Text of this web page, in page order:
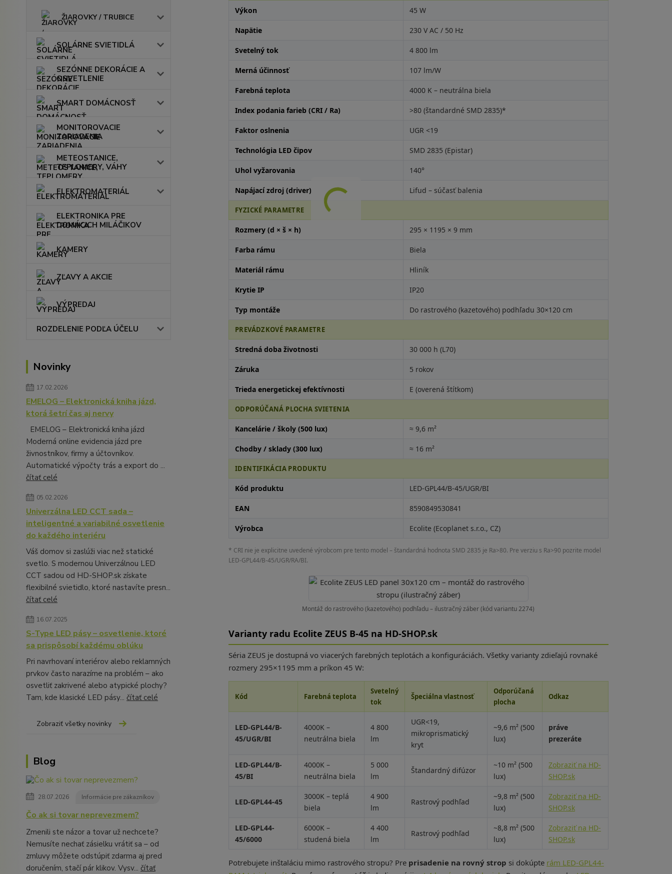
ŽIAROVKY / TRUBICE
SOLÁRNE SVIETIDLÁ
SEZÓNNE DEKORÁCIE A
OSVETLENIE
SMART DOMÁCNOSŤ
MONITOROVACIE
ZARIADENIA
METEOSTANICE,
TEPLOMERY, VÁHY
ELEKTROMATERIÁL
ELEKTRONIKA PRE
DOMÁCICH MILÁČIKOV
KAMERY
ZĽAVY A AKCIE
VÝPREDAJ
ROZDELENIE PODĽA ÚČELU
Novinky
17.02.2026
EMELOG – Elektronická kniha jázd,
ktorá šetrí čas aj nervy
EMELOG – Elektronická kniha jázd
Moderná online evidencia jázd pre
živnostníkov, firmy a účtovníkov.
Automatické výpočty trás a export do ...
čítať celé
05.02.2026
Univerzálna LED CCT sada –
inteligentné a variabilné osvetlenie
do každého interiéru
Váš domov si zaslúži viac než statické
svetlo. S modernou Univerzálnou LED
CCT sadou od HD-SHOP.sk získate
flexibilné svietidlo, ktoré nastavíte presn...
čítať celé
16.07.2025
S-Type LED pásy – osvetlenie, ktoré
sa prispôsobí každému oblúku
Pri navrhovaní interiérov alebo reklamných
prvkov často narazíme na problém – ako
osvetliť zakrivené alebo atypické plochy?
Tam, kde klasické LED pásy... čítať celé
Zobraziť všetky novinky
Blog
28.07.2026 Informácie pre zákazníkov
Čo ak si tovar neprevezmem?
Zmenili ste názor a tovar už nechcete?
Nemusíte nechať zásielku vrátiť sa – od
zmluvy môžete odstúpiť zdarma aj pred
doručením, stačí pár klikov. Vysv... čítať
Výkon 45 W
Napätie 230 V AC / 50 Hz
Svetelný tok 4 800 lm
Merná účinnosť 107 lm/W
Farebná teplota 4000 K – neutrálna biela
Index podania farieb (CRI / Ra) >80 (štandardné SMD 2835)*
Faktor oslnenia UGR <19
Technológia LED čipov SMD 2835 (Epistar)
Uhol vyžarovania 140°
Napájací zdroj (driver) Lifud – súčasť balenia
FYZICKÉ PARAMETRE
Rozmery (d × š × h) 295 × 1195 × 9 mm
Farba rámu Biela
Materiál rámu Hliník
Krytie IP IP20
Typ montáže Do rastrového (kazetového) podhľadu 30×120 cm
PREVÁDZKOVÉ PARAMETRE
Stredná doba životnosti 30 000 h (L70)
Záruka 5 rokov
Trieda energetickej efektívnosti E (overená štítkom)
ODPORÚČANÁ PLOCHA SVIETENIA
Kancelárie / školy (500 lux) ≈ 9,6 m²
Chodby / sklady (300 lux) ≈ 16 m²
IDENTIFIKÁCIA PRODUKTU
Kód produktu LED-GPL44/B-45/UGR/BI
EAN 8590849530841
Výrobca Ecolite (Ecoplanet s.r.o., CZ)
* CRI nie je explicitne uvedené výrobcom pre tento model – štandardná hodnota SMD 2835 je Ra>80. Pre verziu s Ra>90 pozrite model
LED-GPL44/B-45/UGR/RA/BI.
Montáž do rastrového (kazetového) podhľadu – ilustračný záber (kód variantu 2274)
Varianty radu Ecolite ZEUS B-45 na HD-SHOP.sk
Séria ZEUS je dostupná vo viacerých farebných teplotách a konfiguráciách. Všetky varianty zdieľajú rovnaké
rozmery 295×1195 mm a príkon 45 W:
Kód Farebná teplota
Svetelný
tok
Špeciálna vlastnosť
Odporúčaná
plocha
Odkaz
LED-GPL44/B-
45/UGR/BI
4000K –
neutrálna biela
4 800
lm
UGR<19,
mikroprismatický
kryt
~9,6 m² (500
lux)
práve
prezeráte
LED-GPL44/B-
45/BI
4000K –
neutrálna biela
5 000
lm
Štandardný difúzor
~10 m² (500
lux)
Zobraziť na HD-
SHOP.sk
LED-GPL44-45
3000K – teplá
biela
4 900
lm
Rastrový podhľad
~9,8 m² (500
lux)
Zobraziť na HD-
SHOP.sk
LED-GPL44-
45/6000
6000K –
studená biela
4 400
lm
Rastrový podhľad
~8,8 m² (500
lux)
Zobraziť na HD-
SHOP.sk
Potrebujete inštaláciu mimo rastrového stropu? Pre prisadenie na rovný strop si dokúpte rám LED-GPL44-